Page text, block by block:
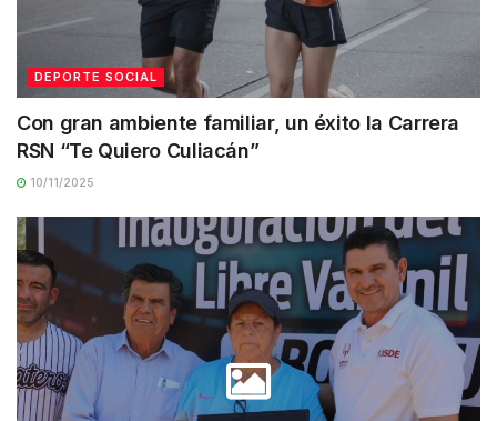
DEPORTE SOCIAL
Con gran ambiente familiar, un éxito la Carrera
RSN “Te Quiero Culiacán”
10/11/2025